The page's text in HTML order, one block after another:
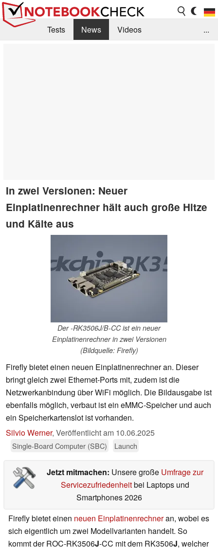
Tests News
Videos
...
In zwei Versionen: Neuer
Einplatinenrechner hält auch große Hitze
und Kälte aus
Der -RK3506J/B-CC ist ein neuer
Einplatinenrechner in zwei Versionen
(Bildquelle: Firefly)
Firefly bietet einen neuen Einplatinenrechner an. Dieser
bringt gleich zwei Ethernet-Ports mit, zudem ist die
Netzwerkanbindung über WiFi möglich. Die Bildausgabe ist
ebenfalls möglich, verbaut ist ein eMMC-Speicher und auch
ein Speicherkartenslot ist vorhanden.
Silvio Werner, Veröffentlicht am 10.06.2025
Single-Board Computer (SBC) Launch
Jetzt mitmachen: Unsere große Umfrage zur
Servicezufriedenheitbei Laptops und
Smartphones 2026
Firefly bietet einen neuen Einplatinenrechneran, wobei es
sich eigentlich um zwei Modellvarianten handelt. So
kommt der ROC-RK3506J-CC mit dem RK3506J, welcher